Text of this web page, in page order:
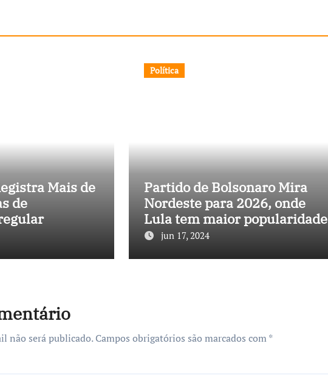
Mais de
de
Política
Partido de Bolsonaro Mira
Nordeste para 2026, onde
Lula tem maior popularidade
jun 17, 2024
não será publicado. Campos obrigatórios são marcados com*